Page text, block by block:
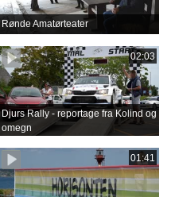
Rønde Amatørteater
02:03
Djurs Rally - reportage fra Kolind og
omegn
01:41